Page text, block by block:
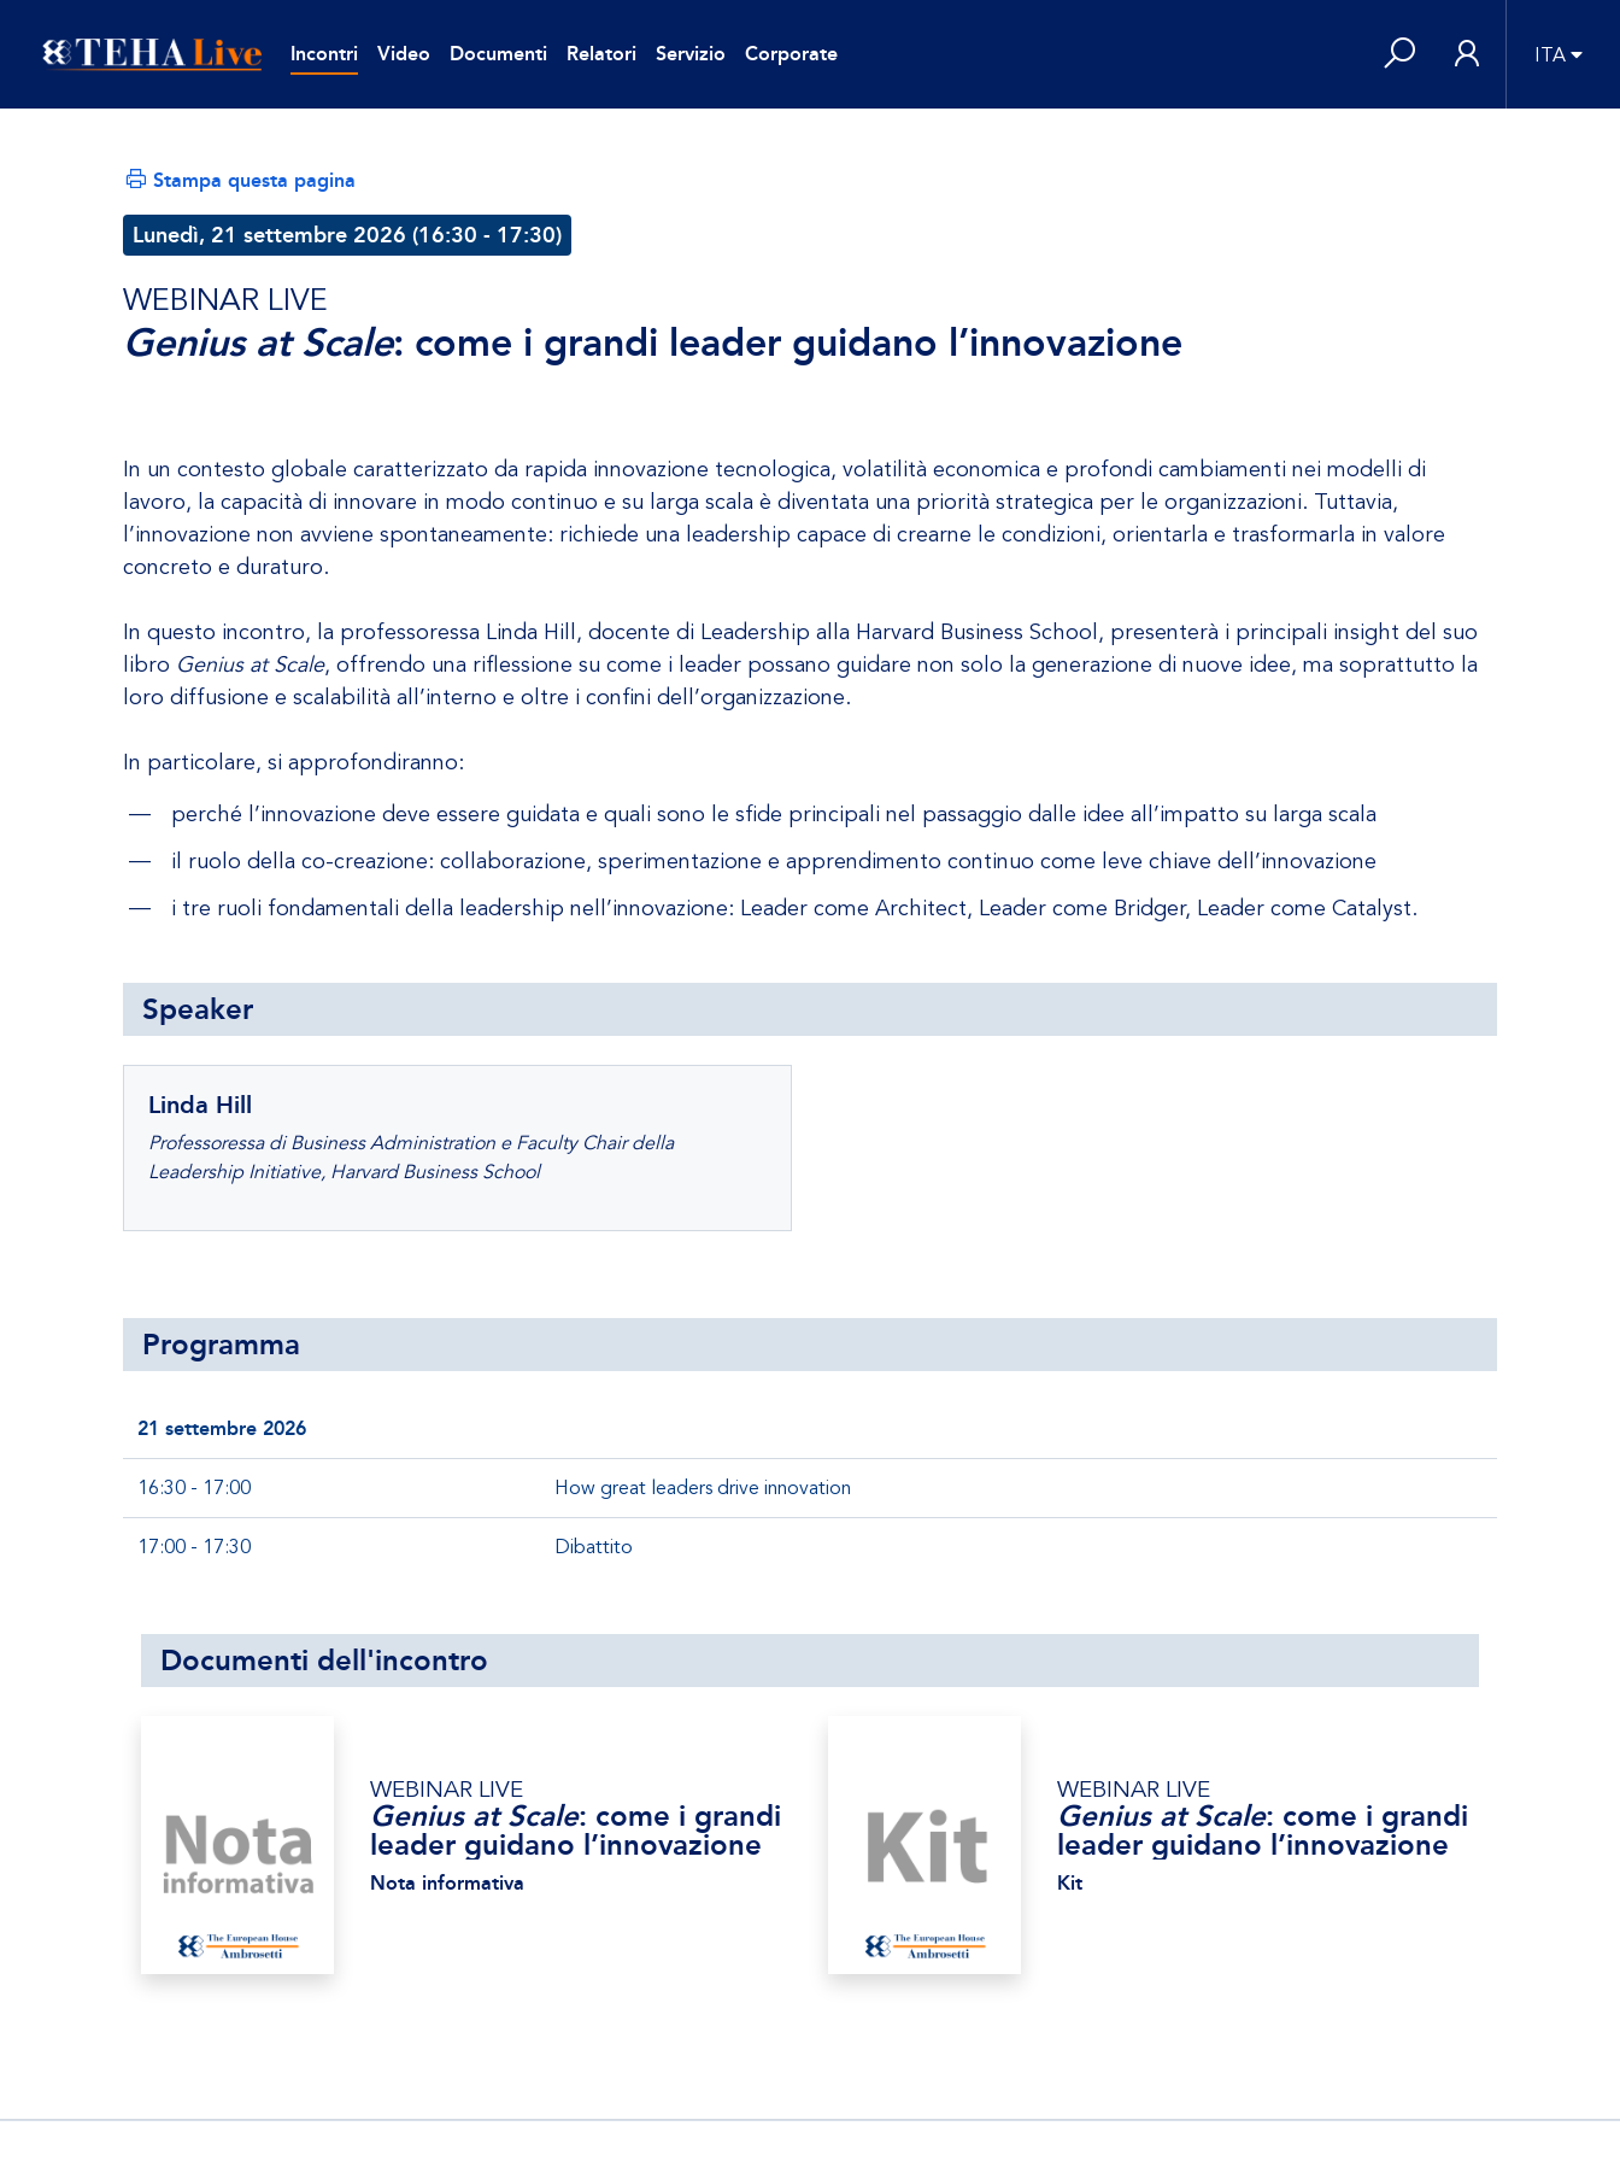
Incontri Video Documenti Relatori Servizio Corporate ITA
Stampa questa pagina
Lunedì, 21 settembre 2026 (16:30 - 17:30)
WEBINAR LIVE
Genius at Scale: come i grandi leader guidano l’innovazione
In un contesto globale caratterizzato da rapida innovazione tecnologica, volatilità economica e profondi cambiamenti nei modelli di
lavoro, la capacità di innovare in modo continuo e su larga scala è diventata una priorità strategica per le organizzazioni. Tuttavia,
l’innovazione non avviene spontaneamente: richiede una leadership capace di crearne le condizioni, orientarla e trasformarla in valore
concreto e duraturo.
In questo incontro, la professoressa Linda Hill, docente di Leadership alla Harvard Business School, presenterà i principali insight del suo
libro Genius at Scale, offrendo una riflessione su come i leader possano guidare non solo la generazione di nuove idee, ma soprattutto la
loro diffusione e scalabilità all’interno e oltre i confini dell’organizzazione.
In particolare, si approfondiranno:
perché l’innovazione deve essere guidata e quali sono le sfide principali nel passaggio dalle idee all’impatto su larga scala
il ruolo della co-creazione: collaborazione, sperimentazione e apprendimento continuo come leve chiave dell’innovazione
i tre ruoli fondamentali della leadership nell’innovazione: Leader come Architect, Leader come Bridger, Leader come Catalyst.
Speaker
Linda Hill
Professoressa di Business Administration e Faculty Chair della
Leadership Initiative, Harvard Business School
Programma
21 settembre 2026
16:30 - 17:00 How great leaders drive innovation
17:00 - 17:30 Dibattito
Documenti dell'incontro
WEBINAR LIVE
Genius at Scale: come i grandi
leader guidano l’innovazione
Nota informativa
WEBINAR LIVE
Genius at Scale: come i grandi
leader guidano l’innovazione
Kit